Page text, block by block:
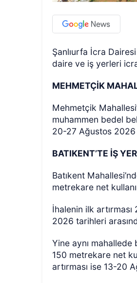
Şanlıurfa İcra
daire ve iş yerleri icra
MEHMETÇİK
Mehmetçik
muhammen bedel
20-27 Ağustos 2026
BATIKENT’TE İŞ
Batıkent
metrekare net
İhalenin ilk
2026 tarihleri
Yine aynı
150 metrekare net
artırması ise 13-20